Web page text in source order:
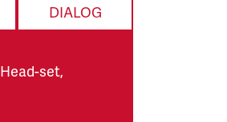
DIALOG
set,